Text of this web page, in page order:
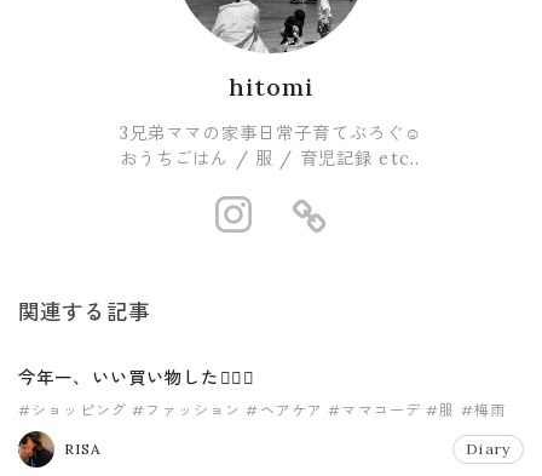
hitomi
3兄弟ママの家事日常子育てぶろぐ☺︎
おうちごはん / 服 / 育児記録 etc..
https://
関連する記事
今年一、いい買い物した😮‍💨💸
#ショッピング #ファッション #ヘアケア #ママコーデ #服 #梅雨
RISA Diary